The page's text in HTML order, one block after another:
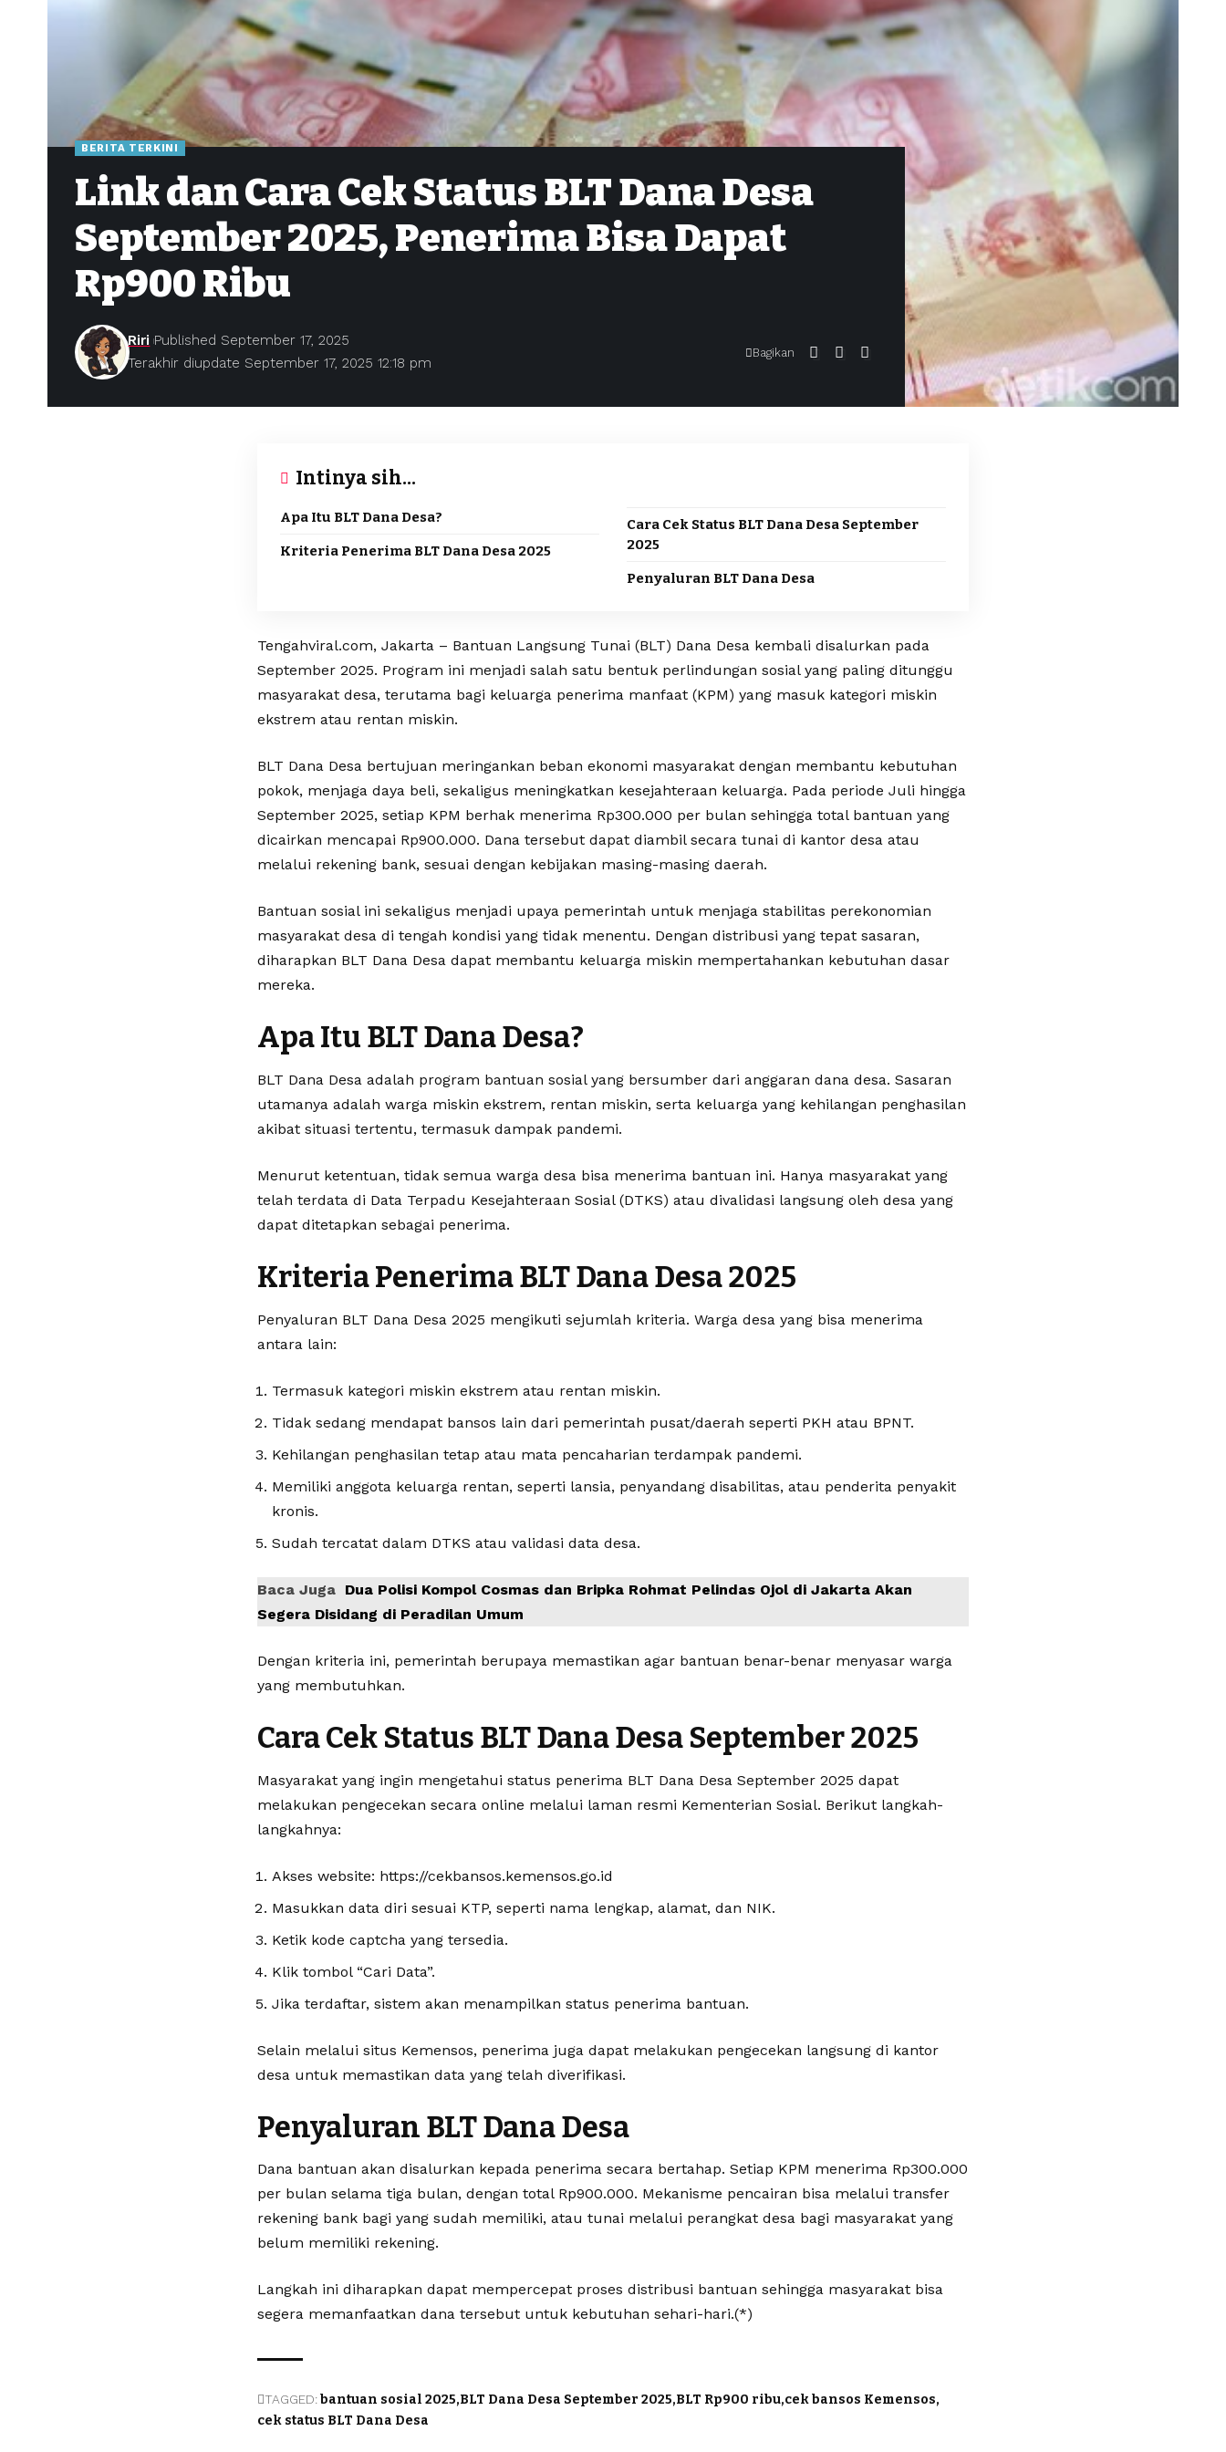
BERITA TERKINI
Link dan Cara Cek Status BLT Dana Desa
September 2025, Penerima Bisa Dapat
Rp900 Ribu
Terakhir diupdate September 17, 2025 12:18 pm
Riri Published September 17, 2025
Bagikan
Intinya sih...
Apa Itu BLT Dana Desa?
Kriteria Penerima BLT Dana Desa 2025
Cara Cek Status BLT Dana Desa September
2025
Penyaluran BLT Dana Desa
Tengahviral.com, Jakarta – Bantuan Langsung Tunai (BLT) Dana Desa kembali disalurkan pada
September 2025. Program ini menjadi salah satu bentuk perlindungan sosial yang paling ditunggu
masyarakat desa, terutama bagi keluarga penerima manfaat (KPM) yang masuk kategori miskin
ekstrem atau rentan miskin.
BLT Dana Desa bertujuan meringankan beban ekonomi masyarakat dengan membantu kebutuhan
pokok, menjaga daya beli, sekaligus meningkatkan kesejahteraan keluarga. Pada periode Juli hingga
September 2025, setiap KPM berhak menerima Rp300.000 per bulan sehingga total bantuan yang
dicairkan mencapai Rp900.000. Dana tersebut dapat diambil secara tunai di kantor desa atau
melalui rekening bank, sesuai dengan kebijakan masing-masing daerah.
Bantuan sosial ini sekaligus menjadi upaya pemerintah untuk menjaga stabilitas perekonomian
masyarakat desa di tengah kondisi yang tidak menentu. Dengan distribusi yang tepat sasaran,
diharapkan BLT Dana Desa dapat membantu keluarga miskin mempertahankan kebutuhan dasar
mereka.
Apa Itu BLT Dana Desa?
BLT Dana Desa adalah program bantuan sosial yang bersumber dari anggaran dana desa. Sasaran
utamanya adalah warga miskin ekstrem, rentan miskin, serta keluarga yang kehilangan penghasilan
akibat situasi tertentu, termasuk dampak pandemi.
Menurut ketentuan, tidak semua warga desa bisa menerima bantuan ini. Hanya masyarakat yang
telah terdata di Data Terpadu Kesejahteraan Sosial (DTKS) atau divalidasi langsung oleh desa yang
dapat ditetapkan sebagai penerima.
Kriteria Penerima BLT Dana Desa 2025
Penyaluran BLT Dana Desa 2025 mengikuti sejumlah kriteria. Warga desa yang bisa menerima
antara lain:
Termasuk kategori miskin ekstrem atau rentan miskin.
Tidak sedang mendapat bansos lain dari pemerintah pusat/daerah seperti PKH atau BPNT.
Kehilangan penghasilan tetap atau mata pencaharian terdampak pandemi.
Memiliki anggota keluarga rentan, seperti lansia, penyandang disabilitas, atau penderita penyakit
kronis.
Sudah tercatat dalam DTKS atau validasi data desa.
Baca Juga Dua Polisi Kompol Cosmas dan Bripka Rohmat Pelindas Ojol di Jakarta Akan
Segera Disidang di Peradilan Umum
Dengan kriteria ini, pemerintah berupaya memastikan agar bantuan benar-benar menyasar warga
yang membutuhkan.
Cara Cek Status BLT Dana Desa September 2025
Masyarakat yang ingin mengetahui status penerima BLT Dana Desa September 2025 dapat
melakukan pengecekan secara online melalui laman resmi Kementerian Sosial. Berikut langkah-
langkahnya:
Akses website: https://cekbansos.kemensos.go.id
Masukkan data diri sesuai KTP, seperti nama lengkap, alamat, dan NIK.
Ketik kode captcha yang tersedia.
Klik tombol “Cari Data”.
Jika terdaftar, sistem akan menampilkan status penerima bantuan.
Selain melalui situs Kemensos, penerima juga dapat melakukan pengecekan langsung di kantor
desa untuk memastikan data yang telah diverifikasi.
Penyaluran BLT Dana Desa
Dana bantuan akan disalurkan kepada penerima secara bertahap. Setiap KPM menerima Rp300.000
per bulan selama tiga bulan, dengan total Rp900.000. Mekanisme pencairan bisa melalui transfer
rekening bank bagi yang sudah memiliki, atau tunai melalui perangkat desa bagi masyarakat yang
belum memiliki rekening.
Langkah ini diharapkan dapat mempercepat proses distribusi bantuan sehingga masyarakat bisa
segera memanfaatkan dana tersebut untuk kebutuhan sehari-hari.(*)
TAGGED:bantuan sosial 2025 BLT Dana Desa September 2025 BLT Rp900 ribu cek bansos Kemensos
cek status BLT Dana Desa